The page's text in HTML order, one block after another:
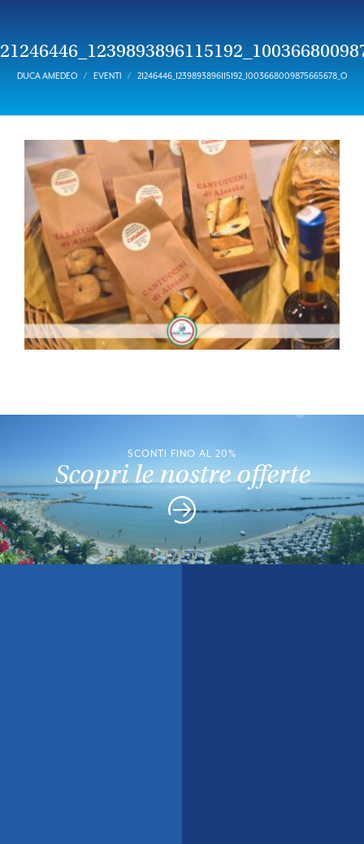
DUCA AMEDEO EVENTI 21246446_1239893896115192_1003668009875665678_O
SCONTI FINO AL 20%
Scopri le nostre offerte